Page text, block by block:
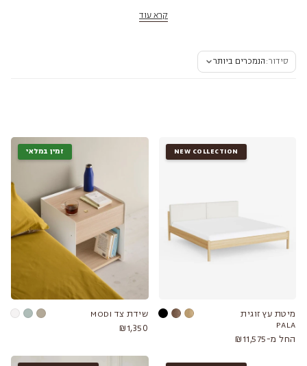
ושולחנות צד שמשמשים לא רק כהשלמה לעיצוב אלא ככלי פונקציונלי. החומרים
הם עץ מלא ופרופורציות שמותאמות לגודל החלל – גם לחדרים קטנים וגם לחדרים
רהיטים שבאמת תאהבו להיכנס אליהם בסוף יום.
קולקציות קשורות
מראות·שידות איפור
קרא עוד
סידור:הנמכרים ביותר
NEW COLLECTION
מיטת עץ זוגית
PALA
החל מ-₪11,575
זמין במלאי
שידת צד MODI
₪1,350